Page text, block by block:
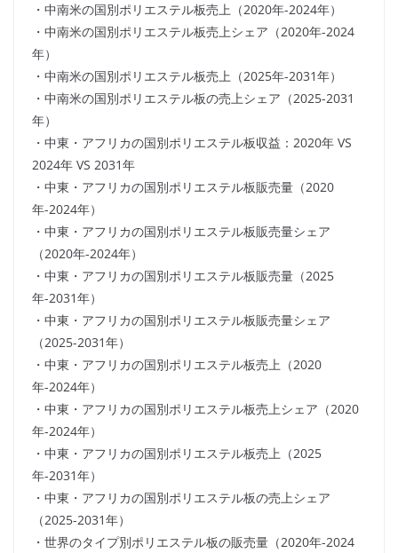
・中南米の国別ポリエステル板売上（2020年-2024年）
・中南米の国別ポリエステル板売上シェア（2020年-2024
年）
・中南米の国別ポリエステル板売上（2025年-2031年）
・中南米の国別ポリエステル板の売上シェア（2025-2031
年）
・中東・アフリカの国別ポリエステル板収益：2020年 VS
2024年 VS 2031年
・中東・アフリカの国別ポリエステル板販売量（2020
年-2024年）
・中東・アフリカの国別ポリエステル板販売量シェア
（2020年-2024年）
・中東・アフリカの国別ポリエステル板販売量（2025
年-2031年）
・中東・アフリカの国別ポリエステル板販売量シェア
（2025-2031年）
・中東・アフリカの国別ポリエステル板売上（2020
年-2024年）
・中東・アフリカの国別ポリエステル板売上シェア（2020
年-2024年）
・中東・アフリカの国別ポリエステル板売上（2025
年-2031年）
・中東・アフリカの国別ポリエステル板の売上シェア
（2025-2031年）
・世界のタイプ別ポリエステル板の販売量（2020年-2024